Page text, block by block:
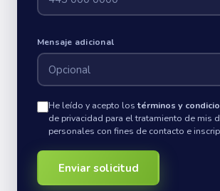
Mensaje adicional
He leído y acepto lostérminos y
de privacidad para el tratamiento de mis
personales con fines de contacto e
Enviar solicitud